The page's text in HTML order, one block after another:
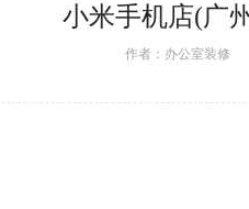
小米手机店(广
作者： 办公室装修